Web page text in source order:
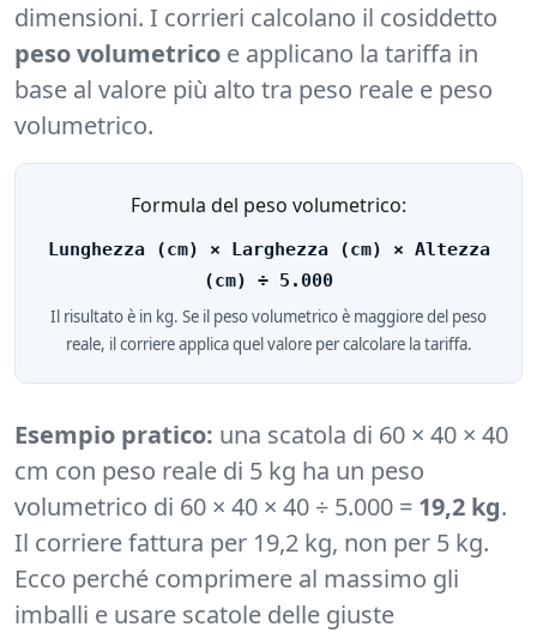
dimensioni. I corrieri calcolano il cosiddetto
peso volumetrico e applicano la tariffa in
base al valore più alto tra peso reale e peso
volumetrico.
Formula del peso volumetrico:
Lunghezza (cm) × Larghezza (cm) × Altezza
(cm) ÷ 5.000
Il risultato è in kg. Se il peso volumetrico è maggiore del peso
reale, il corriere applica quel valore per calcolare la tariffa.
Esempio pratico: una scatola di 60 × 40 × 40
cm con peso reale di 5 kg ha un peso
volumetrico di 60 × 40 × 40 ÷ 5.000 = 19,2 kg.
Il corriere fattura per 19,2 kg, non per 5 kg.
Ecco perché comprimere al massimo gli
imballi e usare scatole delle giuste